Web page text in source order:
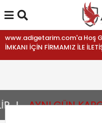
www.adigetarim.com'a Hoş
İMKANI İÇİN FİRMAMIZ İLE
AYNI GÜN